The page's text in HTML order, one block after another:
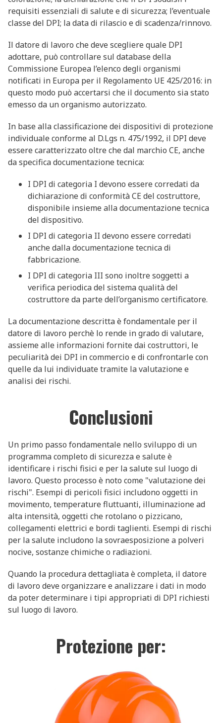
requisiti essenziali di salute e di sicurezza; l’eventuale
classe del DPI; la data di rilascio e di scadenza/rinnovo.
Il datore di lavoro che deve scegliere quale DPI
adottare, può controllare sul database della
Commissione Europea l’elenco degli organismi
notificati in Europa per il Regolamento UE 425/2016: in
questo modo può accertarsi che il documento sia stato
emesso da un organismo autorizzato.
In base alla classificazione dei dispositivi di protezione
individuale conforme al D.Lgs n. 475/1992, il DPI deve
essere caratterizzato oltre che dal marchio CE, anche
da specifica documentazione tecnica:
I DPI di categoria I devono essere corredati da
dichiarazione di conformità CE del costruttore,
disponibile insieme alla documentazione tecnica
del dispositivo.
I DPI di categoria II devono essere corredati
anche dalla documentazione tecnica di
fabbricazione.
I DPI di categoria III sono inoltre soggetti a
verifica periodica del sistema qualità del
costruttore da parte dell’organismo certificatore.
La documentazione descritta è fondamentale per il
datore di lavoro perchè lo rende in grado di valutare,
assieme alle informazioni fornite dai costruttori, le
peculiarità dei DPI in commercio e di confrontarle con
quelle da lui individuate tramite la valutazione e
analisi dei rischi.
Conclusioni
Un primo passo fondamentale nello sviluppo di un
programma completo di sicurezza e salute è
identificare i rischi fisici e per la salute sul luogo di
lavoro. Questo processo è noto come "valutazione dei
rischi". Esempi di pericoli fisici includono oggetti in
movimento, temperature fluttuanti, illuminazione ad
alta intensità, oggetti che rotolano o pizzicano,
collegamenti elettrici e bordi taglienti. Esempi di rischi
per la salute includono la sovraesposizione a polveri
nocive, sostanze chimiche o radiazioni.
Quando la procedura dettagliata è completa, il datore
di lavoro deve organizzare e analizzare i dati in modo
da poter determinare i tipi appropriati di DPI richiesti
sul luogo di lavoro.
Protezione per: